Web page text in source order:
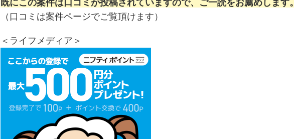
既にこの案件は口コミが投稿されていますので、ご一読をお薦めします。
（口コミは案件ページでご覧頂けます）
＜ライフメディア＞